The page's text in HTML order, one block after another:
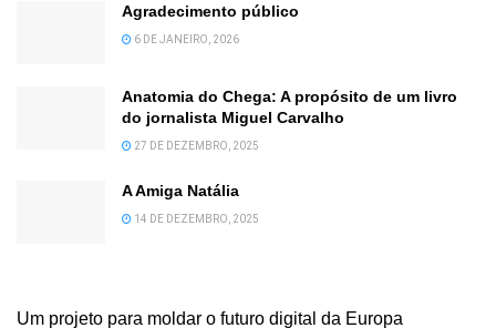
Agradecimento público
6 DE JANEIRO, 2026
Anatomia do Chega: A propósito de um livro
do jornalista Miguel Carvalho
27 DE DEZEMBRO, 2025
A Amiga Natália
14 DE DEZEMBRO, 2025
Um projeto para moldar o futuro digital da Europa